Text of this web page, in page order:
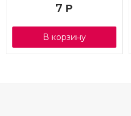
7 Р
В корзину